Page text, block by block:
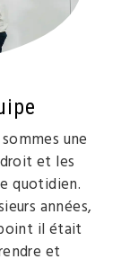
une
et les
quotidien.
années,
il était
et